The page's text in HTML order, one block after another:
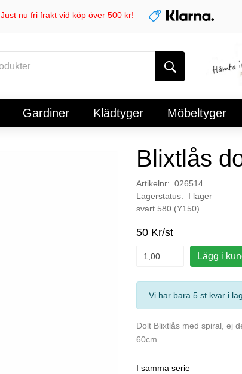
Just nu fri frakt vid köp över 500 kr!
Gardiner Klädtyger Möbeltyger
Blixtlås
Artikelnr: 026514
Lagerstatus: I lager
svart 580 (Y150)
50 Kr/st
Lägg i
Vi har bara 5 st kvar i
Dolt Blixtlås med spiral, ej
60cm.
I samma serie